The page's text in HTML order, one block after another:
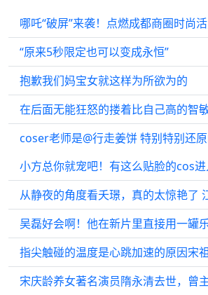
哪吒“破屏”来袭！点燃成都商圈时尚
“原来5秒限定也可以变成永恒”
抱歉我们妈宝女就这样为所欲为的
在后面无能狂怒的搂着比自己高的智
coser老师是@行走姜饼 特别特别还原
吴磊好会啊！他在新片里直接用一罐
指尖触碰的温度是心跳加速的原因宋